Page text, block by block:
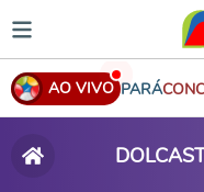
AO VIVO PARÁ